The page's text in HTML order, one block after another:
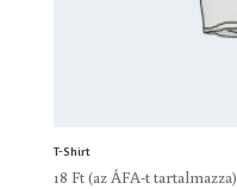
T-Shirt
18 Ft(az ÁFA-t tartalmazza)